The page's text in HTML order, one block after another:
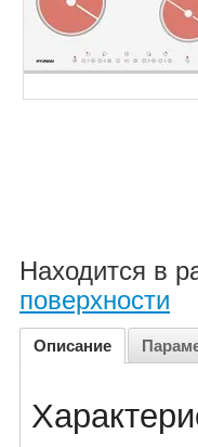
Находится в
поверхности
Описание